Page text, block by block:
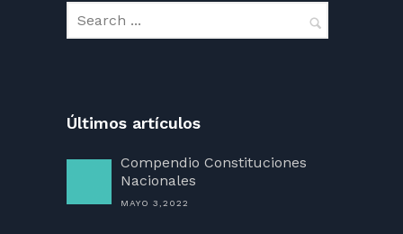
Últimos artículos
Compendio Constituciones
Nacionales
MAYO 3,2022